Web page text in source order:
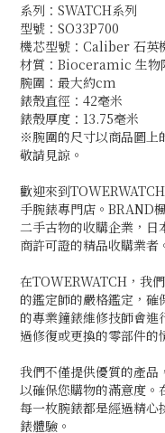
系列：SWATCH系列
型號：SO33P700
機芯型號：Caliber 石英
材質：Bioceramic 生物
腕圍：最大約cm
錶殼直徑：42毫米
錶殼厚度：13.75毫米
※腕圍的尺寸以商品圖上
敬請見諒。
歡迎來到
手腕錶專門店。BRAND
二手古物的收購企業，
商許可證的精品收購業者
在TOWERWATCH，我
的鑑定師的嚴格鑑定，
的專業鐘錶維修技師會
過修復或更換的零部件的
我們不僅提供優質的產品
以確保您購物的滿意度。
每一枚腕錶都是經過精心
錶體驗。